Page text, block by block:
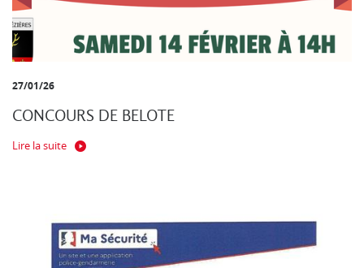
27/01/26
CONCOURS DE BELOTE
Lire la suite